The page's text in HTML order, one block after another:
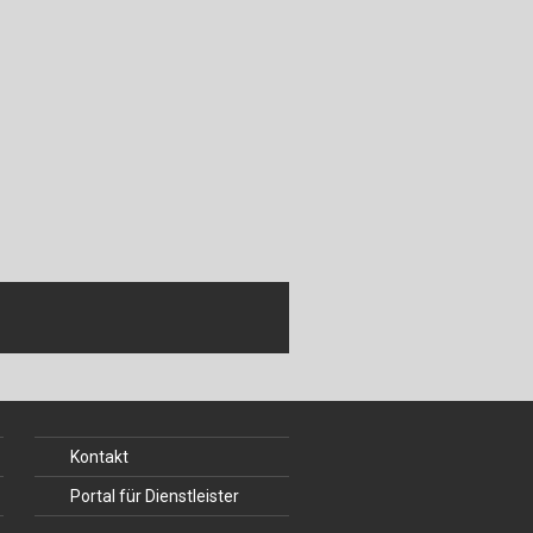
Kontakt
Portal für Dienstleister